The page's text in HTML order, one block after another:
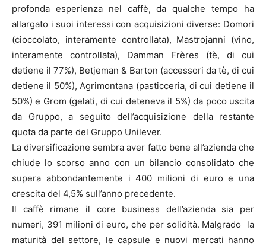
profonda esperienza nel caffè, da qualche tempo ha
allargato i suoi interessi con acquisizioni diverse: Domori
(cioccolato, interamente controllata), Mastrojanni (vino,
interamente controllata), Damman Frères (tè, di cui
detiene il 77%), Betjeman & Barton (accessori da tè, di cui
detiene il 50%), Agrimontana (pasticceria, di cui detiene il
50%) e Grom (gelati, di cui deteneva il 5%) da poco uscita
da Gruppo, a seguito dell’acquisizione della restante
quota da parte del Gruppo Unilever.
La diversificazione sembra aver fatto bene all’azienda che
chiude lo scorso anno con un bilancio consolidato che
supera abbondantemente i 400 milioni di euro e una
crescita del 4,5% sull’anno precedente.
Il caffè rimane il core business dell’azienda sia per
numeri, 391 milioni di euro, che per solidità. Malgrado la
maturità del settore, le capsule e nuovi mercati hanno